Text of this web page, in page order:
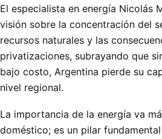
El especialista en energía Nicolás
visión sobre la concentración del
recursos naturales y las
privatizaciones, subrayando que
bajo costo, Argentina pierde su
nivel regional.
La importancia de la energía va
doméstico; es un pilar